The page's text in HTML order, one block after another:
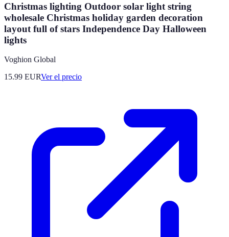
Christmas lighting Outdoor solar light string
wholesale Christmas holiday garden decoration
layout full of stars Independence Day Halloween
lights
Voghion Global
15.99 EURVer el precio